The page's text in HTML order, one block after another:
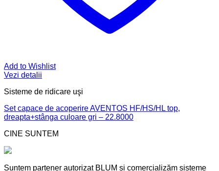
Add to Wishlist
Vezi detalii
Sisteme de ridicare uşi
Set capace de acoperire AVENTOS HF/HS/HL top,
dreapta+stânga culoare gri – 22.8000
CINE SUNTEM
Suntem partener autorizat BLUM și comercializăm sisteme